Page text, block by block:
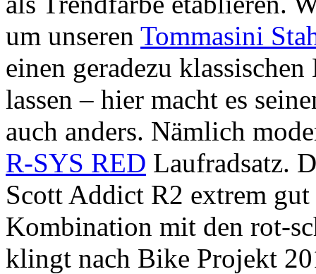
um unseren Tommasini
einen geradezu
lassen – hier macht es
auch anders. Nämlich
R-SYS RED Laufradsatz.
Scott Addict R2 extrem
Kombination mit den rot-
klingt nach Bike Projekt